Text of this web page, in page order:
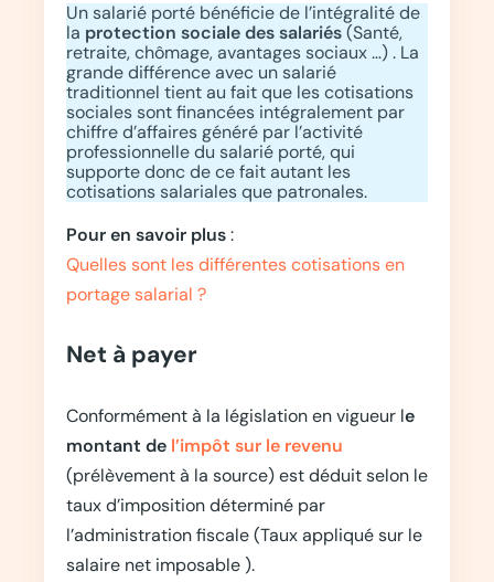
Un salarié porté bénéficie de l’intégralité de
la protection sociale des salariés(Santé,
retraite, chômage, avantages sociaux …) . La
grande différence avec un salarié
traditionnel tient au fait que les cotisations
sociales sont financées intégralement par
chiffre d’affaires généré par l’activité
professionnelle du salarié porté, qui
supporte donc de ce fait autant les
cotisations salariales que patronales.
Pour en savoir plus:
Quelles sont les différentes cotisations en
portage salarial ?
Net à payer
Conformément à la législation en vigueur le
montant de l’impôt sur le revenu
(prélèvement à la source) est déduit selon le
taux d’imposition déterminé par
l’administration fiscale (Taux appliqué sur le
salaire net imposable ).